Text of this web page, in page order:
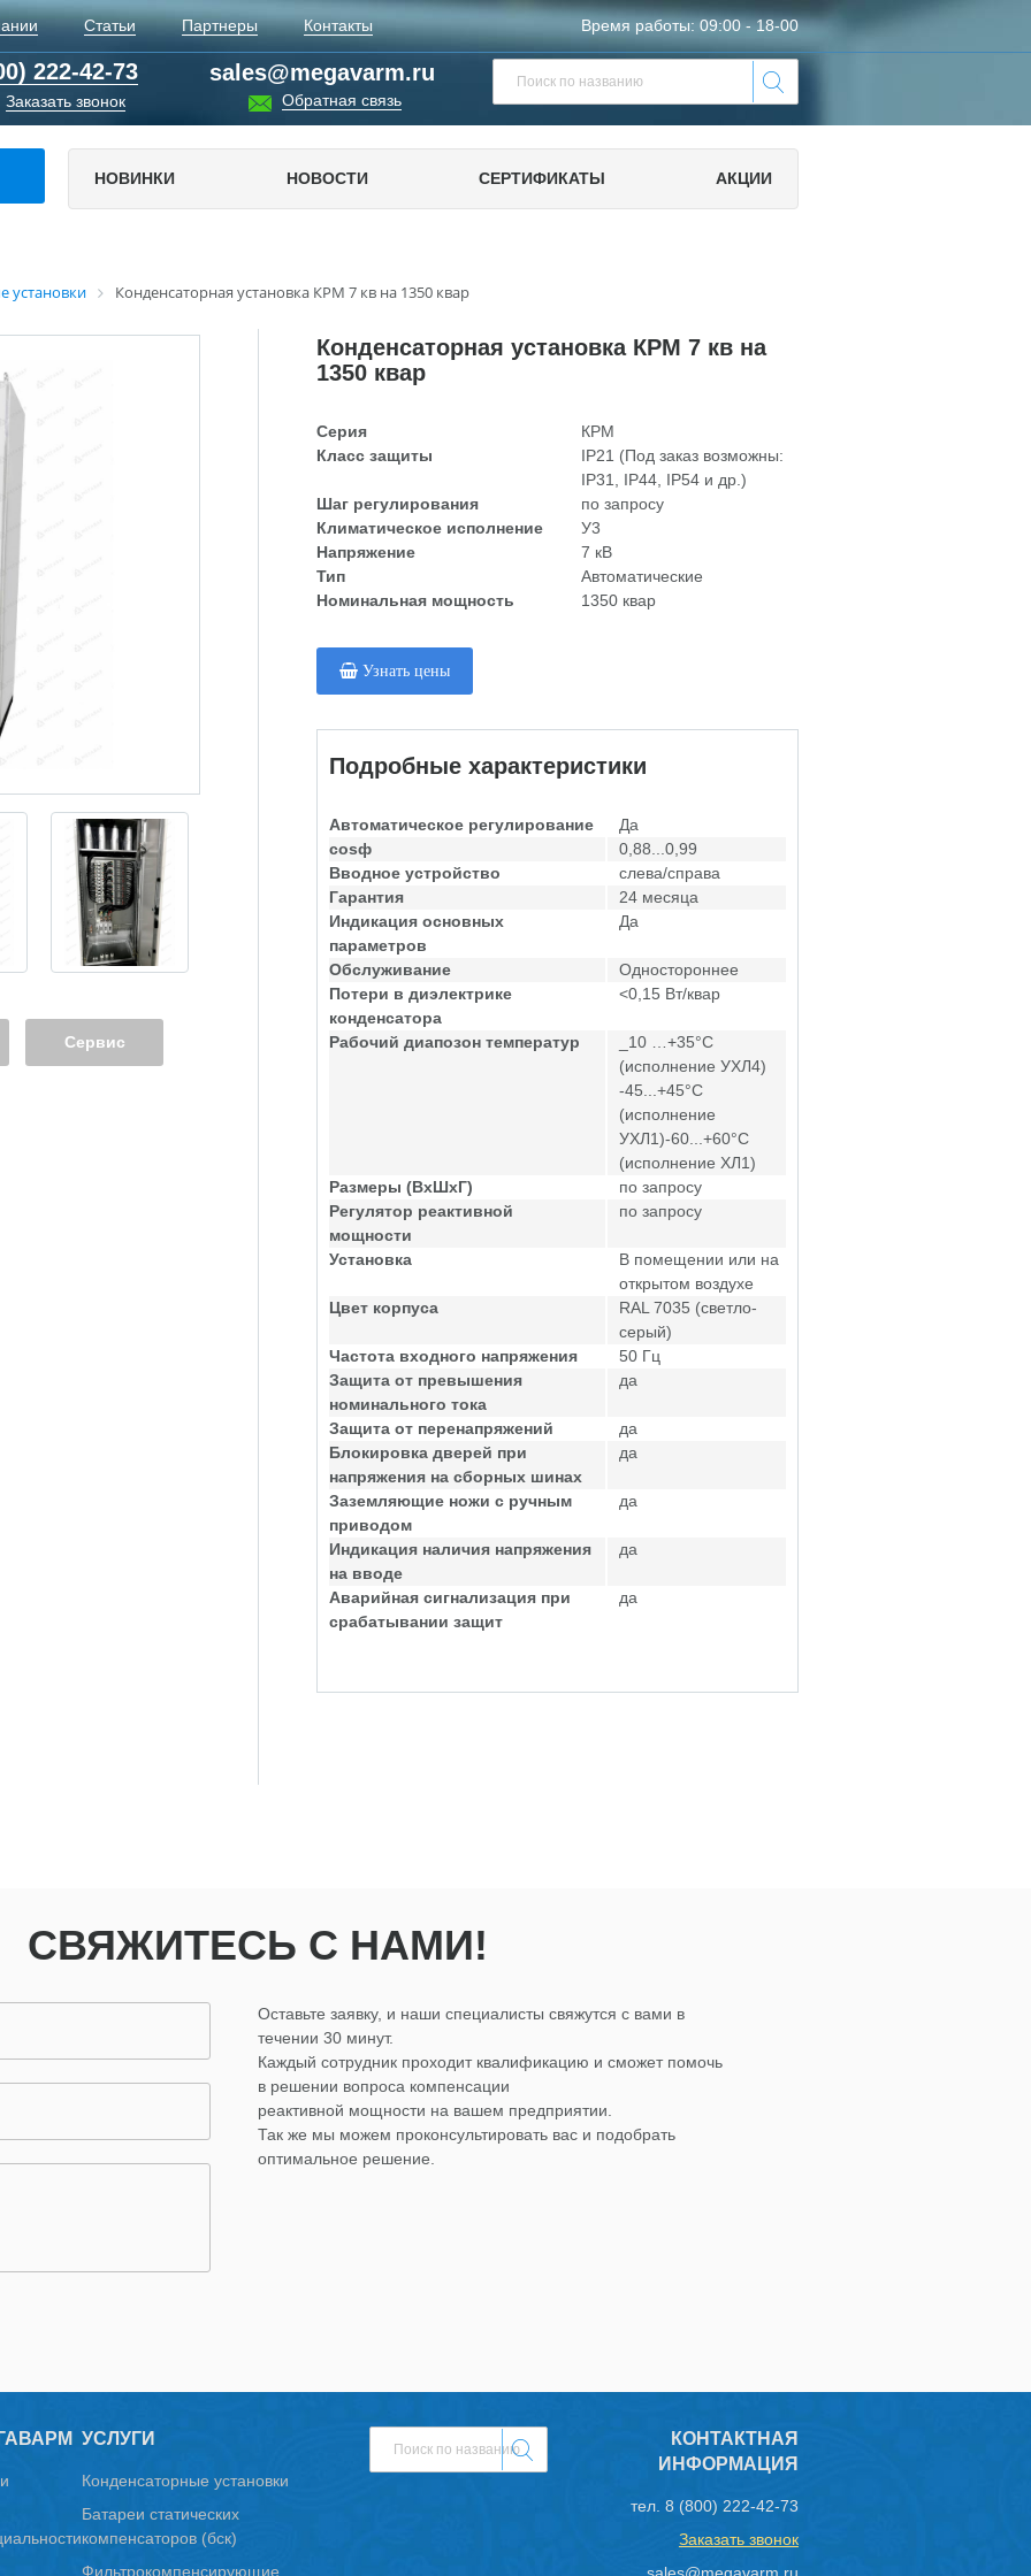
Статьи Партнеры Контакты Время работы: 09:00 - 18-00
222-42-73
Заказать звонок
sales@megavarm.ru
Обратная связь
НОВИНКИ НОВОСТИ СЕРТИФИКАТЫ АКЦИИ
установки Конденсаторная установка КРМ 7 кв на 1350 квар
Сервис
Конденсаторная установка КРМ 7 кв на
1350 квар
Серия
КРМ
Класс защиты
IP21 (Под заказ возможны:
IP31, IP44, IP54 и др.)
Шаг регулирования
по запросу
Климатическое исполнение
У3
Напряжение
7 кВ
Тип
Автоматические
Номинальная мощность
1350 квар
Узнать цены
Подробные характеристики
Автоматическое регулирование
Да
cosф
0,88...0,99
Вводное устройство
слева/справа
Гарантия
24 месяца
Индикация основных
параметров
Да
Обслуживание
Одностороннее
Потери в диэлектрике
конденсатора
<0,15 Вт/квар
Рабочий диапозон температур
_10 …+35°С
(исполнение УХЛ4)
-45...+45°С
(исполнение
УХЛ1)-60...+60°С
(исполнение ХЛ1)
Размеры (ВхШхГ)
по запросу
Регулятор реактивной
мощности
по запросу
Установка
В помещении или на
открытом воздухе
Цвет корпуса
RAL 7035 (светло-
серый)
Частота входного напряжения
50 Гц
Защита от превышения
номинального тока
да
Защита от перенапряжений
да
Блокировка дверей при
напряжения на сборных шинах
да
Заземляющие ножи с ручным
приводом
да
Индикация наличия напряжения
на вводе
да
Аварийная сигнализация при
срабатывании защит
да
СВЯЖИТЕСЬ С НАМИ!
Оставьте заявку, и наши специалисты свяжутся с вами в
течении 30 минут.
Каждый сотрудник проходит квалификацию и сможет помочь
в решении вопроса компенсации
реактивной мощности на вашем предприятии.
Так же мы можем проконсультировать вас и подобрать
оптимальное решение.
УСЛУГИ
Конденсаторные установки
Батареи статических
компенсаторов (бск)
Фильтрокомпенсирующие
КОНТАКТНАЯ
ИНФОРМАЦИЯ
тел. 8 (800) 222-42-73
Заказать звонок